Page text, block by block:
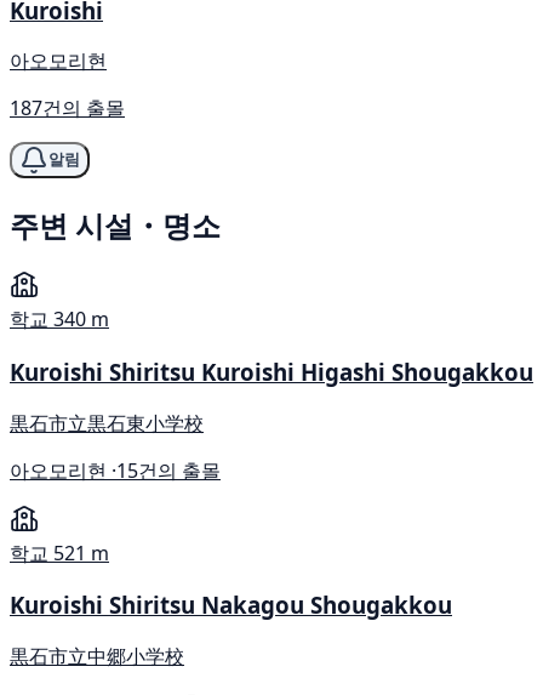
Kuroishi
아오모리현
187건의 출몰
알림
주변 시설・명소
학교 340 m
Kuroishi Shiritsu Kuroishi Higashi Shougakkou
黒石市立黒石東小学校
아오모리현 ·15건의 출몰
학교 521 m
Kuroishi Shiritsu Nakagou Shougakkou
黒石市立中郷小学校